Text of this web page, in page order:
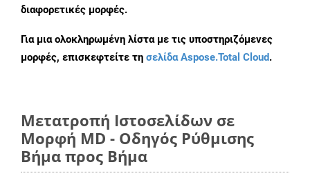
διαφορετικές μορφές.
Για μια ολοκληρωμένη λίστα με τις υποστηριζόμενες
μορφές, επισκεφτείτε τη σελίδα Aspose.Total Cloud.
Μετατροπή Ιστοσελίδων σε
Μορφή MD - Οδηγός Ρύθμισης
Βήμα προς Βήμα